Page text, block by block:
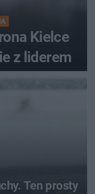
Kielce
z liderem
Ten prosty